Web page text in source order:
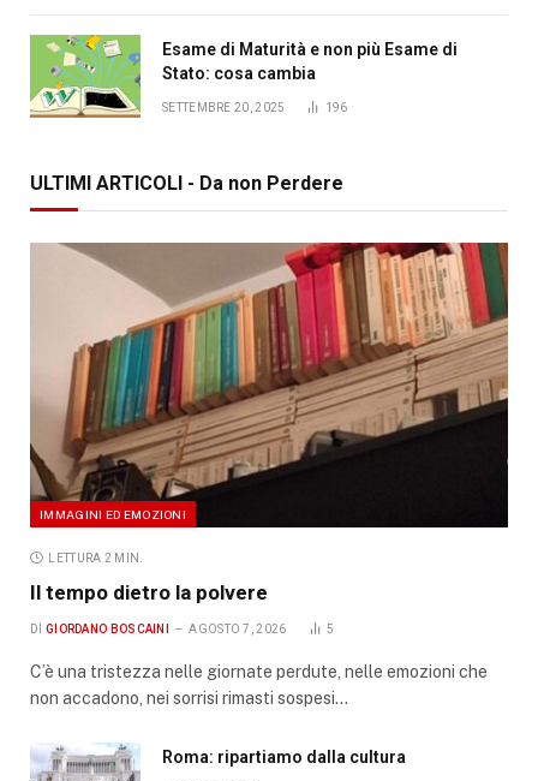
Esame di Maturità e non più Esame di
Stato: cosa cambia
SETTEMBRE 20, 2025 196
ULTIMI ARTICOLI - Da non Perdere
IMMAGINI ED EMOZIONI
LETTURA 2 MIN.
Il tempo dietro la polvere
DI GIORDANO BOSCAINI AGOSTO 7, 2026 5
C’è una tristezza nelle giornate perdute, nelle emozioni che
non accadono, nei sorrisi rimasti sospesi…
Roma: ripartiamo dalla cultura